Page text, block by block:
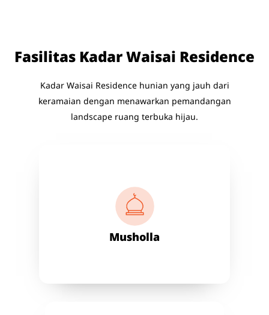
Fasilitas Kadar Waisai Residence
Kadar Waisai Residence hunian yang jauh dari
keramaian dengan menawarkan pemandangan
landscape ruang terbuka hijau.
Musholla